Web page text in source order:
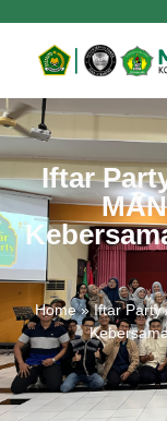
Iftar
Home»Iftar Party